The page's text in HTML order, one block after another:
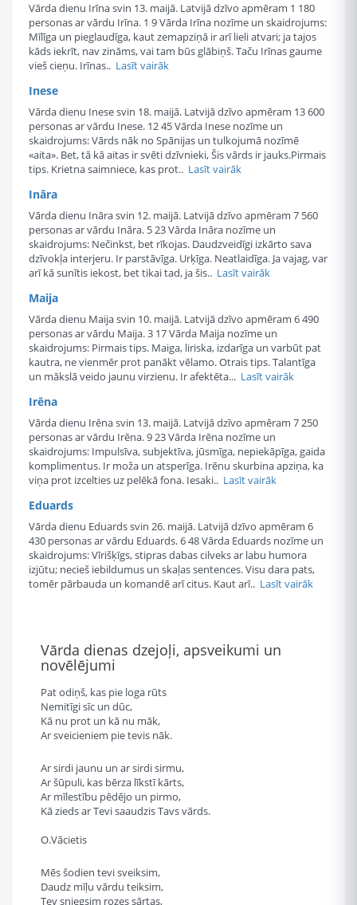
Vārda dienu Irīna svin 13. maijā. Latvijā dzīvo apmēram 1 180
personas ar vārdu Irīna. 1 9 Vārda Irīna nozīme un skaidrojums:
Mīlīga un pieglaudīga, kaut zemapziņā ir arī lieli atvari; ja tajos
kāds iekrīt, nav zināms, vai tam būs glābiņš. Taču Irīnas gaume
vieš cieņu. Irīnas.. Lasīt vairāk
Inese
Vārda dienu Inese svin 18. maijā. Latvijā dzīvo apmēram 13 600
personas ar vārdu Inese. 12 45 Vārda Inese nozīme un
skaidrojums: Vārds nāk no Spānijas un tulkojumā nozīmē
«aita». Bet, tā kā aitas ir svēti dzīvnieki, Šis vārds ir jauks.Pirmais
tips. Krietna saimniece, kas prot.. Lasīt vairāk
Ināra
Vārda dienu Ināra svin 12. maijā. Latvijā dzīvo apmēram 7 560
personas ar vārdu Ināra. 5 23 Vārda Ināra nozīme un
skaidrojums: Nečinkst, bet rīkojas. Daudzveidīgi izkārto sava
dzīvokļa interjeru. Ir parstāvīga. Urķīga. Neatlaidīga. Ja vajag, var
arī kā sunītis iekost, bet tikai tad, ja šis.. Lasīt vairāk
Maija
Vārda dienu Maija svin 10. maijā. Latvijā dzīvo apmēram 6 490
personas ar vārdu Maija. 3 17 Vārda Maija nozīme un
skaidrojums: Pirmais tips. Maiga, liriska, izdarīga un varbūt pat
kautra, ne vienmēr prot panākt vēlamo. Otrais tips. Talantīga
un mākslā veido jaunu virzienu. Ir afektēta... Lasīt vairāk
Irēna
Vārda dienu Irēna svin 13. maijā. Latvijā dzīvo apmēram 7 250
personas ar vārdu Irēna. 9 23 Vārda Irēna nozīme un
skaidrojums: Impulsīva, subjektīva, jūsmīga, nepiekāpīga, gaida
komplimentus. Ir moža un atsperīga. Irēnu skurbina apziņa, ka
viņa prot izcelties uz pelēkā fona. Iesaki.. Lasīt vairāk
Eduards
Vārda dienu Eduards svin 26. maijā. Latvijā dzīvo apmēram 6
430 personas ar vārdu Eduards. 6 48 Vārda Eduards nozīme un
skaidrojums: Vīrišķīgs, stipras dabas cilveks ar labu humora
izjūtu; necieš iebildumus un skaļas sentences. Visu dara pats,
tomēr pārbauda un komandē arī citus. Kaut arī.. Lasīt vairāk
Vārda dienas dzejoļi, apsveikumi un
novēlējumi
Pat odiņš, kas pie loga rūts
Nemitīgi sīc un dūc,
Kā nu prot un kā nu māk,
Ar sveicieniem pie tevis nāk.
Ar sirdi jaunu un ar sirdi sirmu,
Ar šūpuli, kas bērza līkstī kārts,
Ar mīlestību pēdējo un pirmo,
Kā zieds ar Tevi saaudzis Tavs vārds.
O.Vācietis
Mēs šodien tevi sveiksim,
Daudz mīļu vārdu teiksim,
Tev sniegsim rozes sārtas,